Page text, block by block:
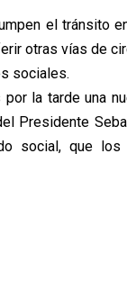
el tránsito
otras vías de
sociales.
la tarde una
Presidente
social, que los